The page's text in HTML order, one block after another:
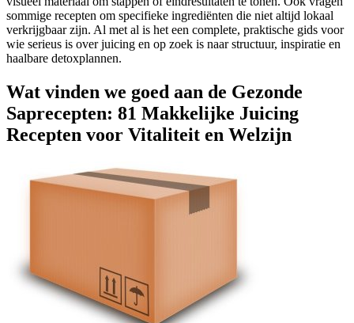
sommige recepten om specifieke ingrediënten die niet altijd lokaal
verkrijgbaar zijn. Al met al is het een complete, praktische gids voor
wie serieus is over juicing en op zoek is naar structuur, inspiratie en
haalbare detoxplannen.
Wat vinden we goed aan de Gezonde
Saprecepten: 81 Makkelijke Juicing
Recepten voor Vitaliteit en Welzijn